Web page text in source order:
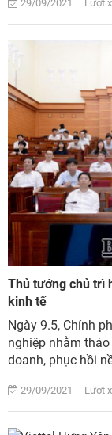
29/09/2021 Lượt
Thủ tướng chủ trì
kinh tế
Ngày 9.5, Chính
nghiệp nhằm
doanh, phục hồi
29/09/2021 Lượt